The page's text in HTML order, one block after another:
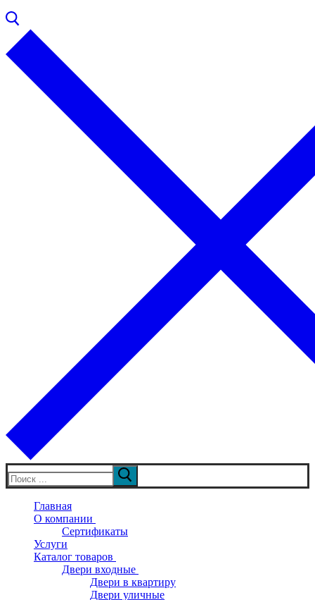
Искать:
Главная
О компании
Сертификаты
Услуги
Каталог товаров
Двери входные
Двери в квартиру
Двери уличные